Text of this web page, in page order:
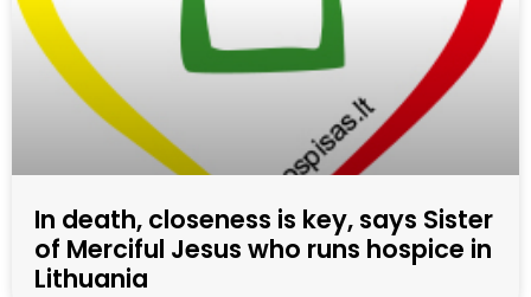
In death, closeness is key, says Sister
of Merciful Jesus who runs hospice in
Lithuania